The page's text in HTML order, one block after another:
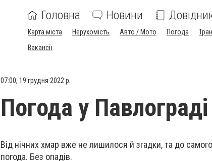
Головна Новини
Карта міста Нерухомість Авто / Мото Погода
Вакансії
07:00, 19 грудня 2022 р.
Погода у
Від нічних хмар вже не лишилося й згадки, та до
погода. Без опадів.